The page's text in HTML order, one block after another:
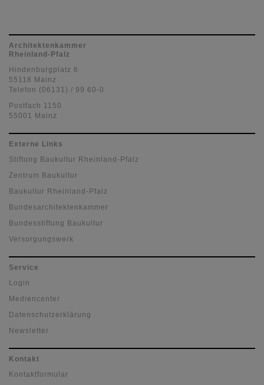
Architektenkammer
Rheinland-Pfalz
Hindenburgplatz 6
55118 Mainz
Telefon (06131) / 99 60-0
Postfach 1150
55001 Mainz
Externe Links
Stiftung Baukultur Rheinland-Pfalz
Zentrum Baukultur
Baukultur Rheinland-Pfalz
Bundesarchitektenkammer
Bundesstiftung Baukultur
Versorgungswerk
Service
Login
Mediencenter
Datenschutzerklärung
Newsletter
Kontakt
Kontaktformular